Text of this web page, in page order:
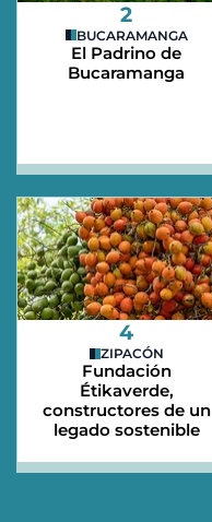
2
BUCARAMANGA
El Padrino de
Bucaramanga
4
ZIPACÓN
Fundación
Étikaverde,
constructores de un
legado sostenible